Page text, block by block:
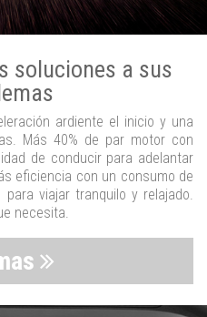
soluciones a sus
ardiente el inicio y una
Más 40% de par motor con
de conducir para adelantar
eficiencia con un consumo de
viajar tranquilo y relajado.
necesita.